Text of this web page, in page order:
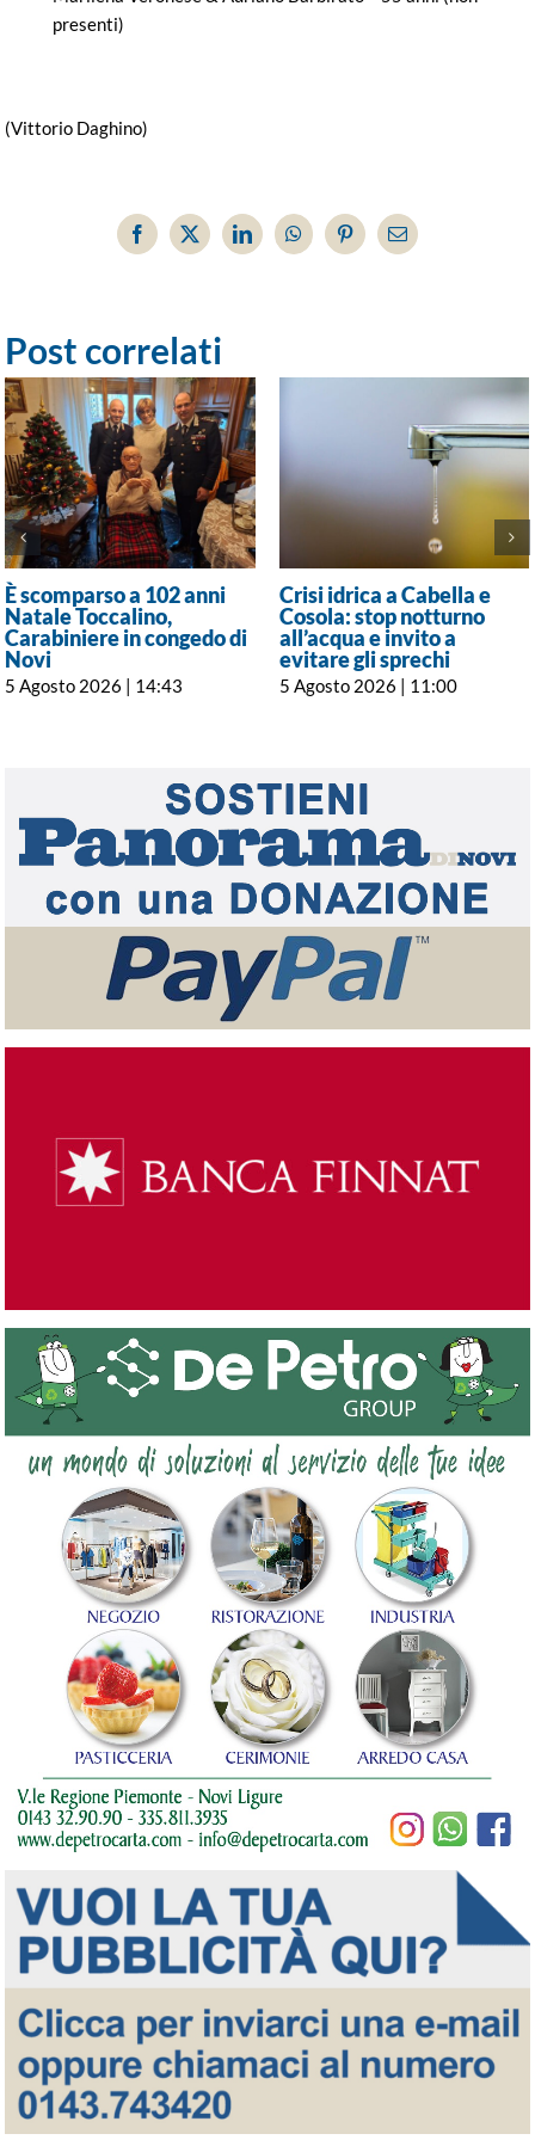
presenti)
(Vittorio Daghino)
Facebook
X LinkedInWhatsAppPinterestEmail
Post correlati
È scomparso a 102 anni
Natale Toccalino,
Carabiniere in congedo di
Novi
5 Agosto 2026 | 14:43
Crisi idrica a Cabella e
Cosola: stop notturno
all’acqua e invito a
evitare gli sprechi
5 Agosto 2026 | 11:00